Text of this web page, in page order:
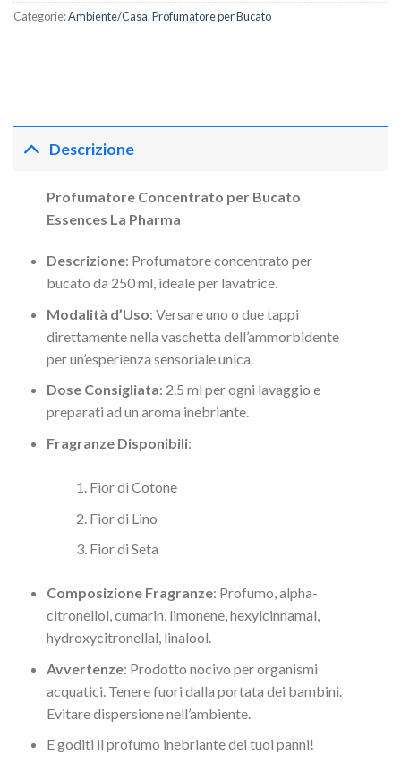
Categorie:Ambiente/Casa,Profumatore per Bucato
Descrizione
Profumatore Concentrato per Bucato
Essences La Pharma
Descrizione: Profumatore concentrato per
bucato da 250 ml, ideale per lavatrice.
Modalità d’Uso: Versare uno o due tappi
direttamente nella vaschetta dell’ammorbidente
per un’esperienza sensoriale unica.
Dose Consigliata: 2.5 ml per ogni lavaggio e
preparati ad un aroma inebriante.
Fragranze Disponibili:
Fior di Cotone
Fior di Lino
Fior di Seta
Composizione Fragranze: Profumo, alpha-
citronellol, cumarin, limonene, hexylcinnamal,
hydroxycitronellal, linalool.
Avvertenze: Prodotto nocivo per organismi
acquatici. Tenere fuori dalla portata dei bambini.
Evitare dispersione nell’ambiente.
E goditi il profumo inebriante dei tuoi panni!